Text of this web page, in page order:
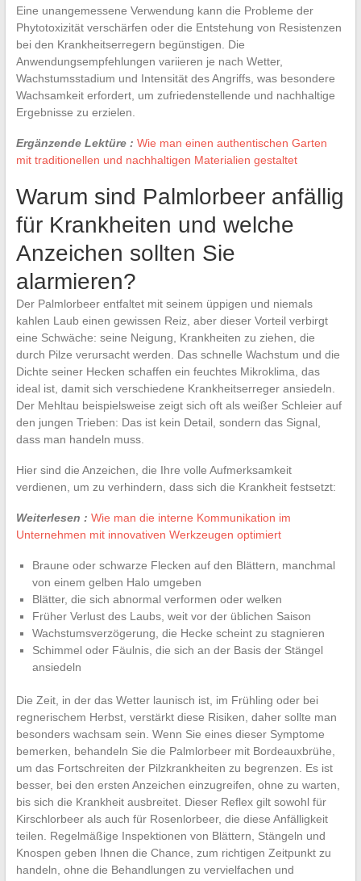
Eine unangemessene Verwendung kann die Probleme der
Phytotoxizität verschärfen oder die Entstehung von Resistenzen
bei den Krankheitserregern begünstigen. Die
Anwendungsempfehlungen variieren je nach Wetter,
Wachstumsstadium und Intensität des Angriffs, was besondere
Wachsamkeit erfordert, um zufriedenstellende und nachhaltige
Ergebnisse zu erzielen.
Ergänzende Lektüre : Wie man einen authentischen Garten
mit traditionellen und nachhaltigen Materialien gestaltet
Warum sind Palmlorbeer anfällig
für Krankheiten und welche
Anzeichen sollten Sie
alarmieren?
Der Palmlorbeer entfaltet mit seinem üppigen und niemals
kahlen Laub einen gewissen Reiz, aber dieser Vorteil verbirgt
eine Schwäche: seine Neigung, Krankheiten zu ziehen, die
durch Pilze verursacht werden. Das schnelle Wachstum und die
Dichte seiner Hecken schaffen ein feuchtes Mikroklima, das
ideal ist, damit sich verschiedene Krankheitserreger ansiedeln.
Der Mehltau beispielsweise zeigt sich oft als weißer Schleier auf
den jungen Trieben: Das ist kein Detail, sondern das Signal,
dass man handeln muss.
Hier sind die Anzeichen, die Ihre volle Aufmerksamkeit
verdienen, um zu verhindern, dass sich die Krankheit festsetzt:
Weiterlesen : Wie man die interne Kommunikation im
Unternehmen mit innovativen Werkzeugen optimiert
Braune oder schwarze Flecken auf den Blättern, manchmal
von einem gelben Halo umgeben
Blätter, die sich abnormal verformen oder welken
Früher Verlust des Laubs, weit vor der üblichen Saison
Wachstumsverzögerung, die Hecke scheint zu stagnieren
Schimmel oder Fäulnis, die sich an der Basis der Stängel
ansiedeln
Die Zeit, in der das Wetter launisch ist, im Frühling oder bei
regnerischem Herbst, verstärkt diese Risiken, daher sollte man
besonders wachsam sein. Wenn Sie eines dieser Symptome
bemerken, behandeln Sie die Palmlorbeer mit Bordeauxbrühe,
um das Fortschreiten der Pilzkrankheiten zu begrenzen. Es ist
besser, bei den ersten Anzeichen einzugreifen, ohne zu warten,
bis sich die Krankheit ausbreitet. Dieser Reflex gilt sowohl für
Kirschlorbeer als auch für Rosenlorbeer, die diese Anfälligkeit
teilen. Regelmäßige Inspektionen von Blättern, Stängeln und
Knospen geben Ihnen die Chance, zum richtigen Zeitpunkt zu
handeln, ohne die Behandlungen zu vervielfachen und